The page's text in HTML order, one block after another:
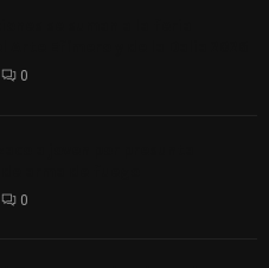
0
0